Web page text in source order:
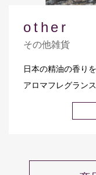
other
その他雑貨
日本の精油の香り
アロマフレグラン